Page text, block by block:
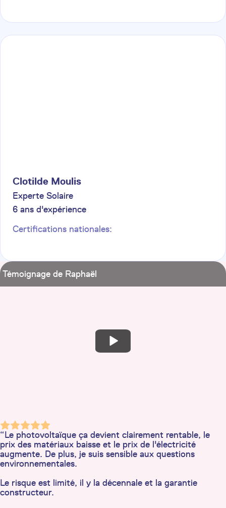
Clotilde Moulis
Experte Solaire
6 ans d'expérience
Certifications nationales:
Témoignage de Raphaël
“Le photovoltaïque ça devient clairement rentable, le
prix des matériaux baisse et le prix de l'électricité
augmente. De plus, je suis sensible aux questions
environnementales.
Le risque est limité, il y la décennale et la garantie
constructeur.